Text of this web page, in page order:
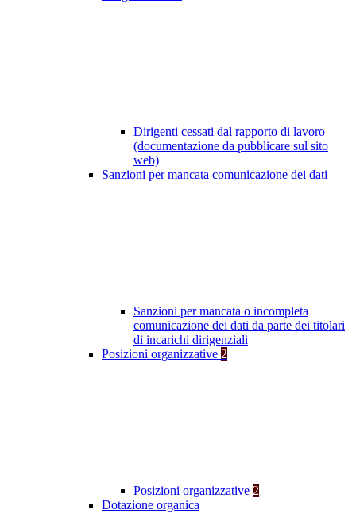
Dirigenti cessati dal rapporto di lavoro
(documentazione da pubblicare sul sito
web)
Sanzioni per mancata comunicazione dei dati
Sanzioni per mancata o incompleta
comunicazione dei dati da parte dei titolari
di incarichi dirigenziali
Posizioni organizzative 2
Posizioni organizzative 2
Dotazione organica